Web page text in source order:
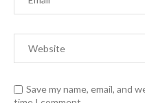
Save my name, email, and